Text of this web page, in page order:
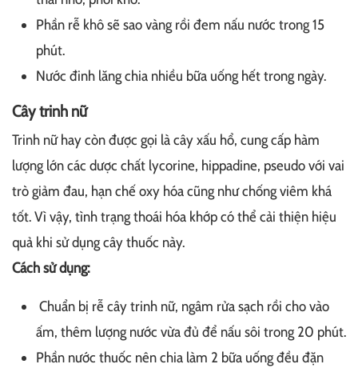
Phần rễ khô sẽ sao vàng rồi đem nấu nước trong 15
phút.
Nước đinh lăng chia nhiều bữa uống hết trong ngày.
Cây trinh nữ
Trinh nữ hay còn được gọi là cây xấu hổ, cung cấp hàm
lượng lớn các dược chất lycorine, hippadine, pseudo với vai
trò giảm đau, hạn chế oxy hóa cũng như chống viêm khá
tốt. Vì vậy, tình trạng thoái hóa khớp có thể cải thiện hiệu
quả khi sử dụng cây thuốc này.
Cách sử dụng:
Chuẩn bị rễ cây trinh nữ, ngâm rửa sạch rồi cho vào
ấm, thêm lượng nước vừa đủ để nấu sôi trong 20 phút.
Phần nước thuốc nên chia làm 2 bữa uống đều đặn